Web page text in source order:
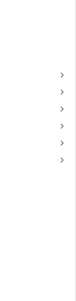
keyboard_arrow_right
keyboard_arrow_right
keyboard_arrow_right
keyboard_arrow_right
keyboard_arrow_right
keyboard_arrow_right